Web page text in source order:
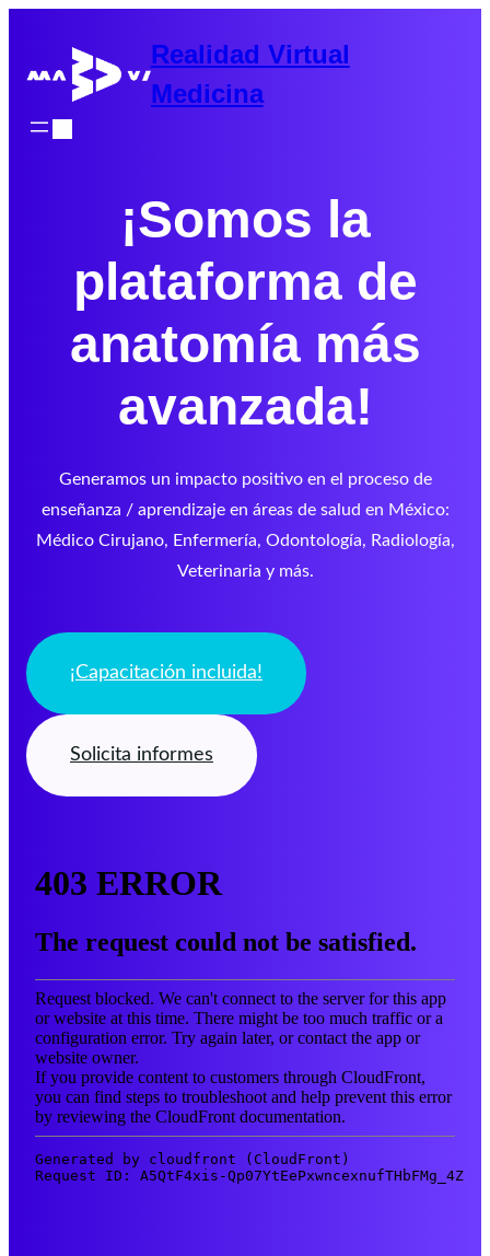
contenido
Realidad Virtual
Medicina
¡Somos la
plataforma de
anatomía más
avanzada!
Generamos un impacto positivo en el proceso de
enseñanza / aprendizaje en áreas de salud en México:
Médico Cirujano, Enfermería, Odontología, Radiología,
Veterinaria y más.
¡Capacitación incluida!
Solicita informes